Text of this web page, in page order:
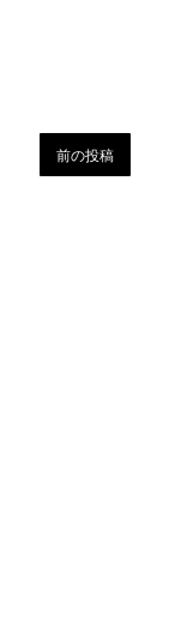
前の投稿